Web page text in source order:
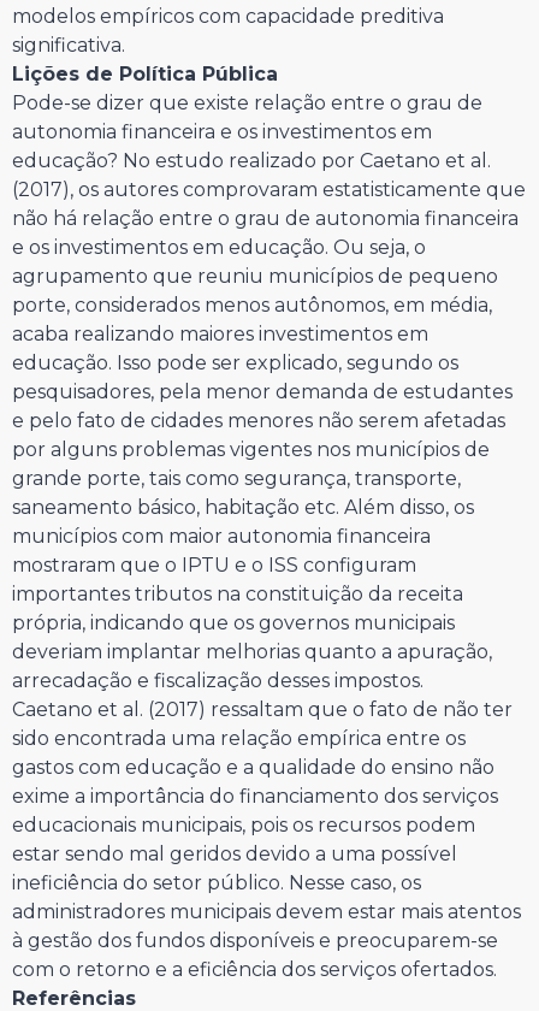
modelos empíricos com capacidade preditiva
significativa.
Lições de Política Pública
Pode-se dizer que existe relação entre o grau de
autonomia financeira e os investimentos em
educação? No estudo realizado por Caetano et al.
(2017), os autores comprovaram estatisticamente que
não há relação entre o grau de autonomia financeira
e os investimentos em educação. Ou seja, o
agrupamento que reuniu municípios de pequeno
porte, considerados menos autônomos, em média,
acaba realizando maiores investimentos em
educação. Isso pode ser explicado, segundo os
pesquisadores, pela menor demanda de estudantes
e pelo fato de cidades menores não serem afetadas
por alguns problemas vigentes nos municípios de
grande porte, tais como segurança, transporte,
saneamento básico, habitação etc. Além disso, os
municípios com maior autonomia financeira
mostraram que o IPTU e o ISS configuram
importantes tributos na constituição da receita
própria, indicando que os governos municipais
deveriam implantar melhorias quanto a apuração,
arrecadação e fiscalização desses impostos.
Caetano et al. (2017) ressaltam que o fato de não ter
sido encontrada uma relação empírica entre os
gastos com educação e a qualidade do ensino não
exime a importância do financiamento dos serviços
educacionais municipais, pois os recursos podem
estar sendo mal geridos devido a uma possível
ineficiência do setor público. Nesse caso, os
administradores municipais devem estar mais atentos
à gestão dos fundos disponíveis e preocuparem-se
com o retorno e a eficiência dos serviços ofertados.
Referências